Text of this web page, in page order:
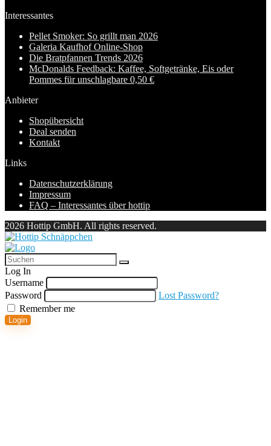
Interessantes
Pellet Smoker: So grillt man 2026
Galeria Kaufhof Online-Shop
Die Bratpfannen Trends 2026
McDonalds Feedback: Kaffee, Softgetränke, Eis oder
Pommes für unschlagbare 0,50 €
Anbieter
Shopübersicht
Deal senden
Kontakt
Links
Datenschutzerklärung
Impressum
FAQ – Interessantes über hottip
2026 Hottip GmbH. All rights reserved.
Log In
Username
Password
Lost Password?
Remember me
Login